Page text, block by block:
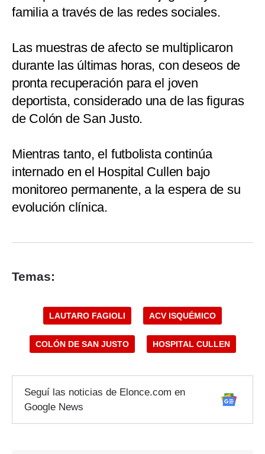
familia a través de las redes sociales.
Las muestras de afecto se multiplicaron
durante las últimas horas, con deseos de
pronta recuperación para el joven
deportista, considerado una de las figuras
de Colón de San Justo.
Mientras tanto, el futbolista continúa
internado en el Hospital Cullen bajo
monitoreo permanente, a la espera de su
evolución clínica.
Temas:
LAUTARO FAGIOLI ACV ISQUÉMICO
COLÓN DE SAN JUSTO HOSPITAL CULLEN
Seguí las noticias de Elonce.com en
Google News